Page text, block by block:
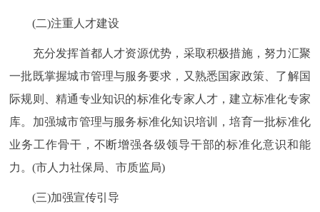
(二)注重人才建设
充分发挥首都人才资源优势，采取积极措施，努力汇聚
一批既掌握城市管理与服务要求，又熟悉国家政策、了解国
际规则、精通专业知识的标准化专家人才，建立标准化专家
库。加强城市管理与服务标准化知识培训，培育一批标准化
业务工作骨干，不断增强各级领导干部的标准化意识和能
力。(市人力社保局、市质监局)
(三)加强宣传引导